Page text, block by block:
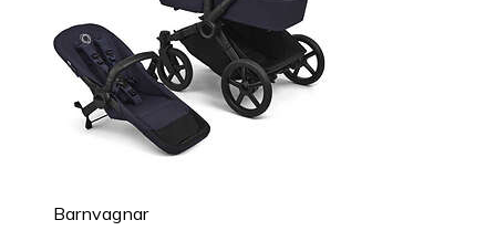
Barnvagnar